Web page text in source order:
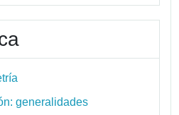
generalidades